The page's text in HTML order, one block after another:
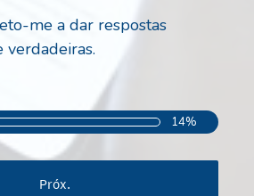
)
ó
me a dar respostas
verdadeiras.
14%
Próx.